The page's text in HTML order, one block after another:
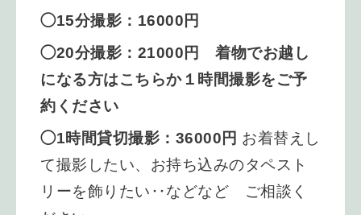
◯15分撮影：16000円
◯20分撮影：21000円 着物でお越し
になる方はこちらか１時間撮影をご予
約ください
◯1時間貸切撮影：36000円 お着替えし
て撮影したい、お持ち込みのタペスト
リーを飾りたい‥などなど ご相談く